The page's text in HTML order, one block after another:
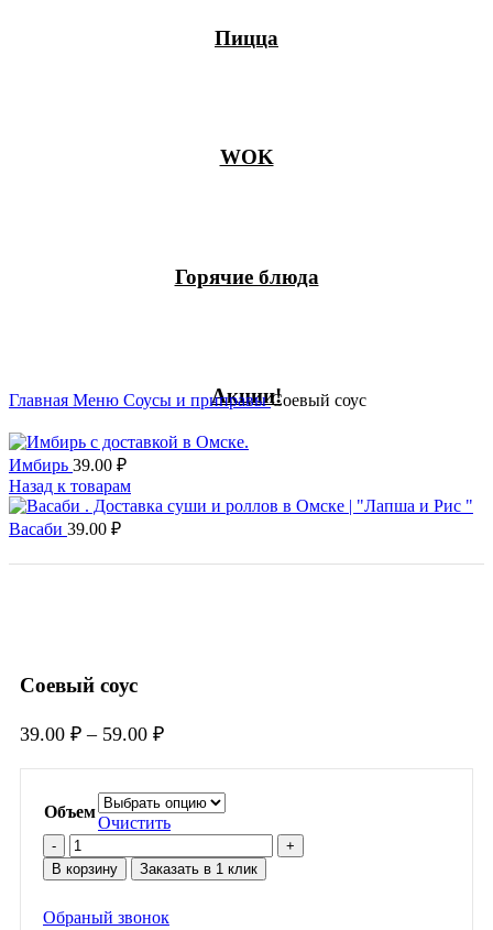
Пицца
WOK
Горячие блюда
Акции!
Главная Меню Соусы и приправыСоевый соус
Имбирь 39.00 ₽
Назад к товарам
Васаби 39.00 ₽
Соевый соус
39.00 ₽ – 59.00 ₽
Объем
Очистить
Количество
товара
Соевый
В корзину Заказать в 1 клик
Обраный звонок